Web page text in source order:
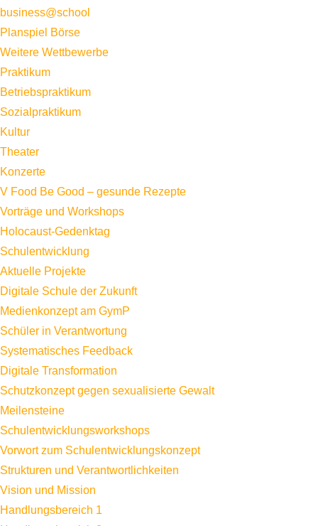
business@school
Planspiel Börse
Weitere Wettbewerbe
Praktikum
Betriebspraktikum
Sozialpraktikum
Kultur
Theater
Konzerte
V Food Be Good – gesunde Rezepte
Vorträge und Workshops
Holocaust-Gedenktag
Schulentwicklung
Aktuelle Projekte
Digitale Schule der Zukunft
Medienkonzept am GymP
Schüler in Verantwortung
Systematisches Feedback
Digitale Transformation
Schutzkonzept gegen sexualisierte Gewalt
Meilensteine
Schulentwicklungsworkshops
Vorwort zum Schulentwicklungskonzept
Strukturen und Verantwortlichkeiten
Vision und Mission
Handlungsbereich 1